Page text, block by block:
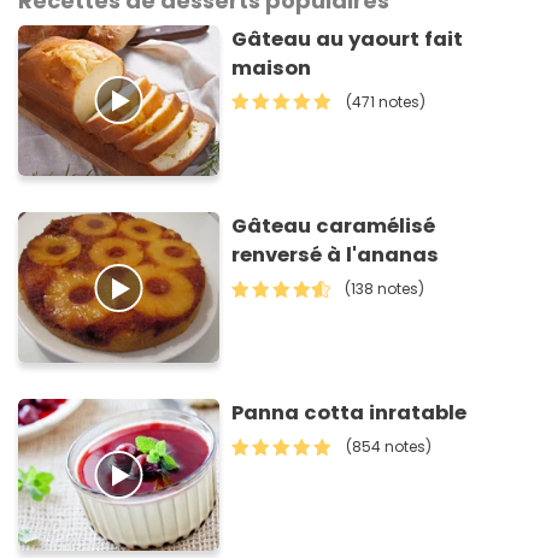
Gâteau au yaourt fait
maison
(471 notes)
Gâteau caramélisé
renversé à l'ananas
(138 notes)
Panna cotta inratable
(854 notes)